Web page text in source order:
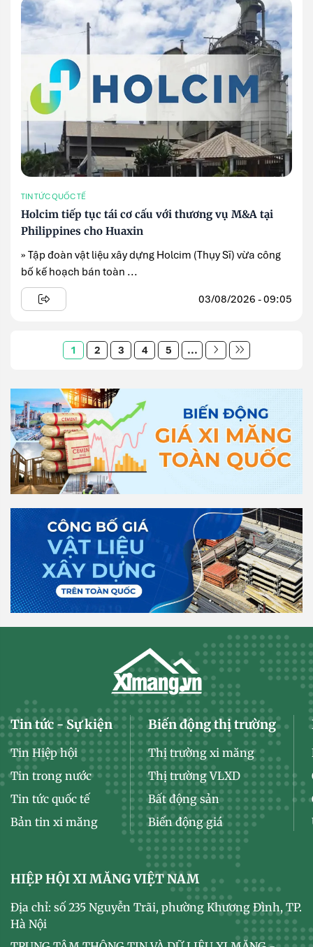
TIN TỨC QUỐC TẾ
Holcim tiếp tục tái cơ cấu với thương vụ M&A tại
Philippines cho Huaxin
» Tập đoàn vật liệu xây dựng Holcim (Thụy Sĩ) vừa công
bố kế hoạch bán toàn ...
03/08/2026 - 09:05
1 2 3 4 5 ...
Tin tức - Sự kiện
Tin Hiệp hội
Tin trong nước
Tin tức quốc tế
Bản tin xi măng
Biến động thị trường
Thị trường xi măng
Thị trường VLXD
Bất động sản
Biến động giá
HIỆP HỘI XI MĂNG VIỆT NAM
Địa chỉ: số 235 Nguyễn Trãi, phường Khương Đình, TP.
Hà Nội